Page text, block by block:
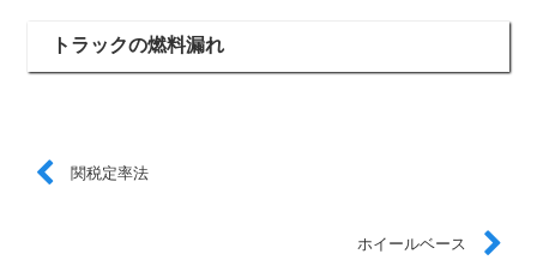
トラックの燃料漏れ
関税定率法
ホイールベース